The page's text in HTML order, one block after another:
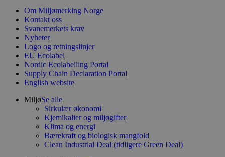
Om Miljømerking Norge
Kontakt oss
Svanemerkets krav
Nyheter
Logo og retningslinjer
EU Ecolabel
Nordic Ecolabelling Portal
Supply Chain Declaration Portal
English website
MiljøSe alle
Sirkulær økonomi
Kjemikalier og miljøgifter
Klima og energi
Bærekraft og biologisk mangfold
Clean Industrial Deal (tidligere Green Deal)